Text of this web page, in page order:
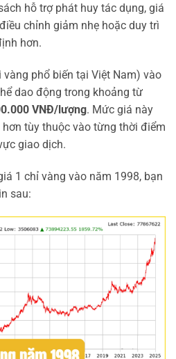
hỗ trợ phát huy tác dụng, giá
chỉnh giảm nhẹ hoặc duy trì
hơn.
vàng phổ biến tại Việt Nam) vào
dao động trong khoảng từ
VNĐ/lượng. Mức giá này
tùy thuộc vào từng thời điểm
giao dịch.
1 chỉ vàng vào năm 1998, bạn
sau: